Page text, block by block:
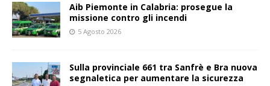
Aib Piemonte in Calabria: prosegue la
missione contro gli incendi
5 Agosto 2026
Sulla provinciale 661 tra Sanfrè e Bra nuova
segnaletica per aumentare la sicurezza